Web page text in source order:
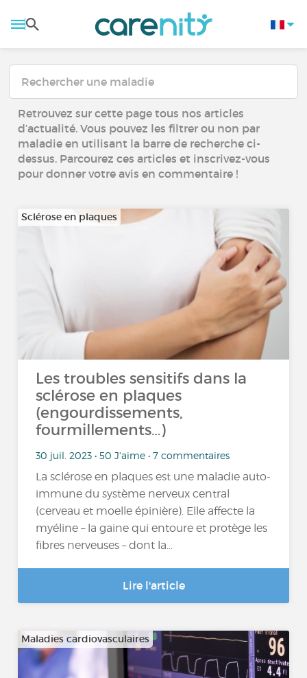
Retrouvez sur cette page tous nos articles
d’actualité. Vous pouvez les filtrer ou non par
maladie en utilisant la barre de recherche ci-
dessus. Parcourez ces articles et inscrivez-vous
pour donner votre avis en commentaire !
Sclérose en plaques
Les troubles sensitifs dans la
sclérose en plaques
(engourdissements,
fourmillements…)
30 juil. 2023 • 50 J'aime • 7 commentaires
La sclérose en plaques est une maladie auto-
immune du système nerveux central
(cerveau et moelle épinière). Elle affecte la
myéline – la gaine qui entoure et protège les
fibres nerveuses – dont la...
Lire l'article
Maladies cardiovasculaires